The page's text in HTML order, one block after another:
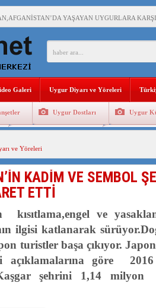
YAŞAYAN UYGURLARA
TÜRKİSTAN’DAKİ UYGULAMALARI
AKADEMİSİ BAŞKANI DOÇ.DR.KAAN : DOĞU
POLİTİKALARINI ÖVEN DİYANET
URUMÇİ KATLİAMI MESAJİ : 05.07.2009
BÜYÜKELÇİSİ JİANG’İN TRABZON
Galeri Uygur Diyarı ve Yöreleri
Uygur Dostları Uygur
ve Yöreleri
KADİM VE SEMBOL
ETTİ
kısıtlama,engel ve
ilgisi katlanarak
turistler başa çıkıyor.
göre 2016
şehrini 1,14